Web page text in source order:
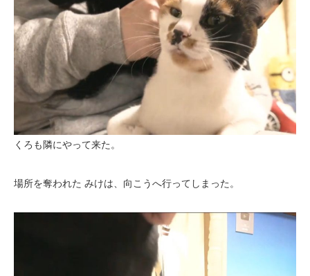
くろも隣にやって来た。
場所を奪われた みけは、向こうへ行ってしまった。